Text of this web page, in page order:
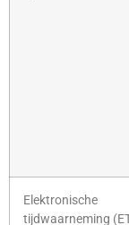
Elektronische
tijdwaarneming